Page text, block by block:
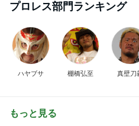
プロレス部門ランキング
ハヤブサ 棚橋弘至 真壁刀
もっと見る